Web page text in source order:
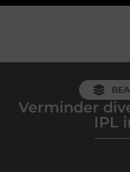
Verminder
IPL